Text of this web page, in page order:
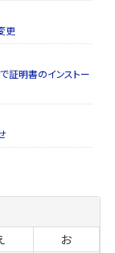
更
証明書のインストー
お